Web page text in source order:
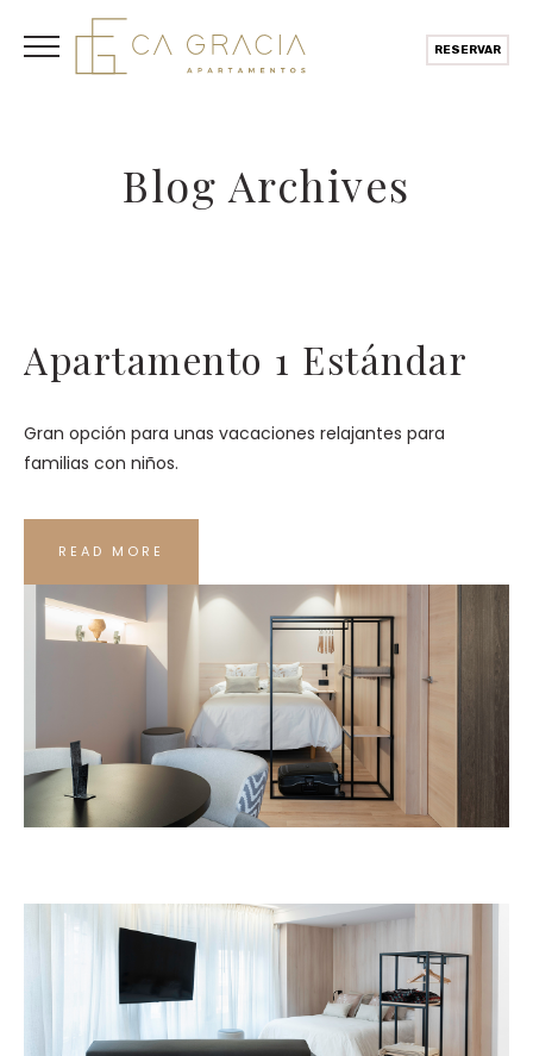
RESERVAR
Blog Archives
Apartamento 1 Estándar
Gran opción para unas vacaciones relajantes para
familias con niños.
READ MORE